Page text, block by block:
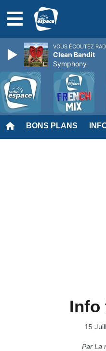
BONS PLANS
Info
15
ParLa
VOUS ÉCOUTEZ
Clean Bandit
Symphony